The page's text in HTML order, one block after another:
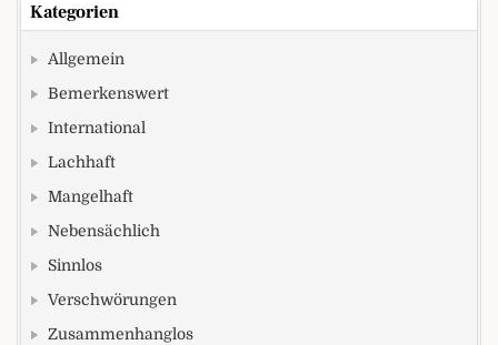
Kategorien
Allgemein
Bemerkenswert
International
Lachhaft
Mangelhaft
Nebensächlich
Sinnlos
Verschwörungen
Zusammenhanglos